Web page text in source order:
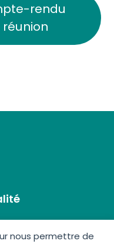
nous permettre de
rendu